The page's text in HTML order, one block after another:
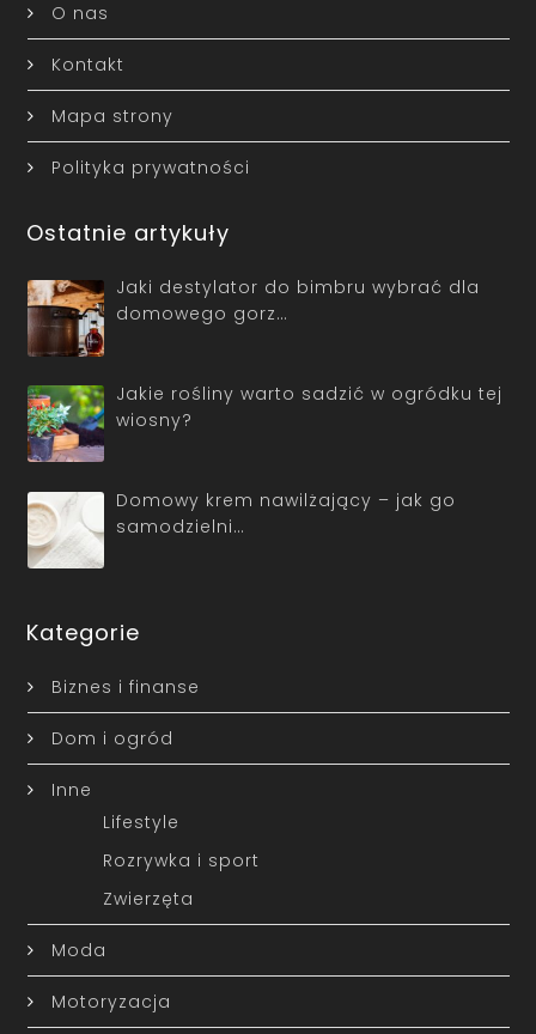
O nas
Kontakt
Mapa strony
Polityka prywatności
Ostatnie artykuły
Jaki destylator do bimbru wybrać dla
domowego gorz…
Jakie rośliny warto sadzić w ogródku tej
wiosny?
Domowy krem nawilżający – jak go
samodzielni…
Kategorie
Biznes i finanse
Dom i ogród
Inne
Lifestyle
Rozrywka i sport
Zwierzęta
Moda
Motoryzacja